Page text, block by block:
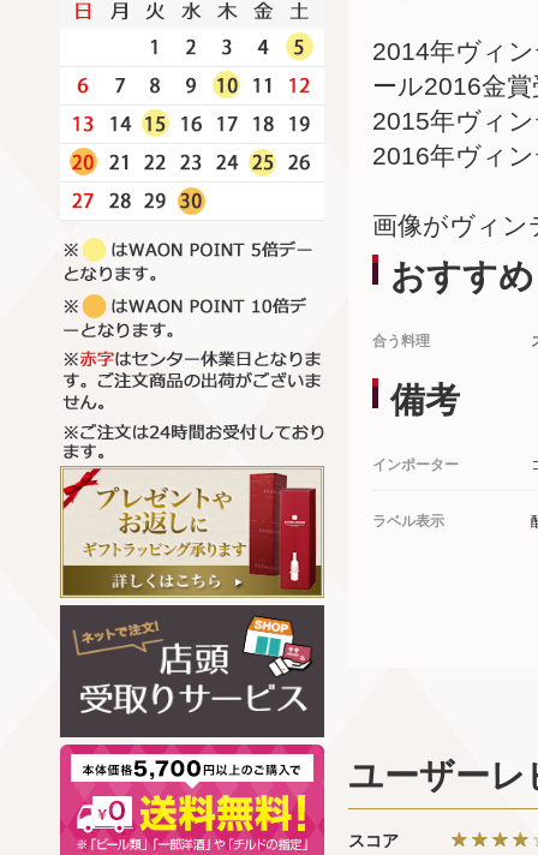
2014年ヴィ
ール2016金賞
2015年ヴィ
2016年ヴィ
画像がヴィン
おすすめ
合う料理
備考
インポーター
ラベル表示
ユーザーレ
スコア